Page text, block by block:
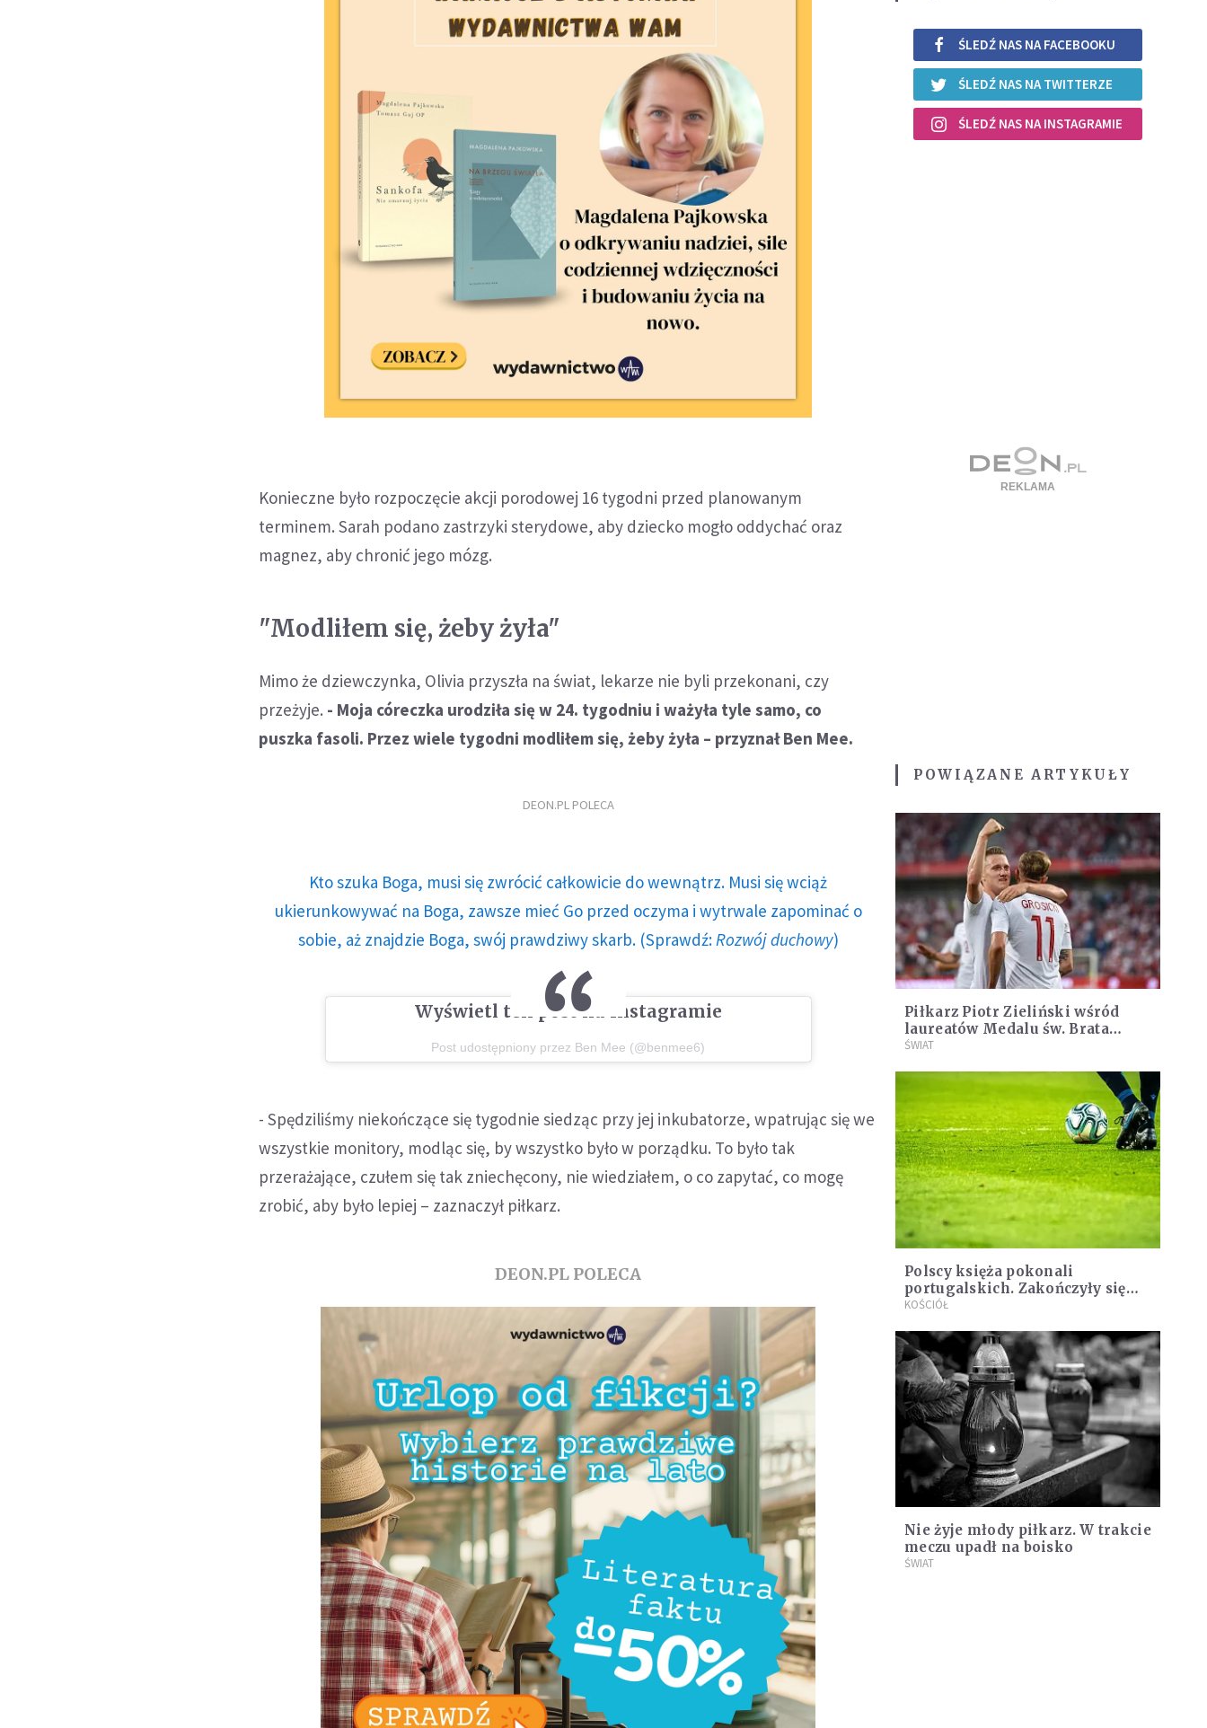
Konieczne było rozpoczęcie akcji porodowej 16 tygodni przed planowanym
terminem. Sarah podano zastrzyki sterydowe, aby dziecko mogło oddychać oraz
magnez, aby chronić jego mózg.
"Modliłem się, żeby żyła"
Mimo że dziewczynka, Olivia przyszła na świat, lekarze nie byli przekonani, czy
przeżyje. - Moja córeczka urodziła się w 24. tygodniu i ważyła tyle samo, co
puszka fasoli. Przez wiele tygodni modliłem się, żeby żyła – przyznał Ben Mee.
DEON.PL POLECA
Kto szuka Boga, musi się zwrócić całkowicie do wewnątrz. Musi się wciąż
ukierunkowywać na Boga, zawsze mieć Go przed oczyma i wytrwale zapominać o
sobie, aż znajdzie Boga, swój prawdziwy skarb. (Sprawdź: Rozwój duchowy)
Wyświetl ten post na Instagramie
Post udostępniony przez Ben Mee (@benmee6)
- Spędziliśmy niekończące się tygodnie siedząc przy jej inkubatorze, wpatrując się we
wszystkie monitory, modląc się, by wszystko było w porządku. To było tak
przerażające, czułem się tak zniechęcony, nie wiedziałem, o co zapytać, co mogę
zrobić, aby było lepiej – zaznaczył piłkarz.
DEON.PL POLECA
ŚLEDŹ NAS NA FACEBOOKU
ŚLEDŹ NAS NA TWITTERZE
ŚLEDŹ NAS NA INSTAGRAMIE
POWIĄZANE ARTYKUŁY
Piłkarz Piotr Zieliński wśród
laureatów Medalu św. Brata
Alberta
ŚWIAT
Polscy księża pokonali
portugalskich. Zakończyły się
Piłkarskie Mistrzostwa Europy
KOŚCIÓŁ
Nie żyje młody piłkarz. W trakcie
meczu upadł na boisko
ŚWIAT